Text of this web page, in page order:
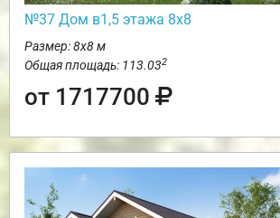
№37 Дом в1,5 этажа 8х8
Размер: 8х8 м
Общая площадь: 113.032
от 1717700